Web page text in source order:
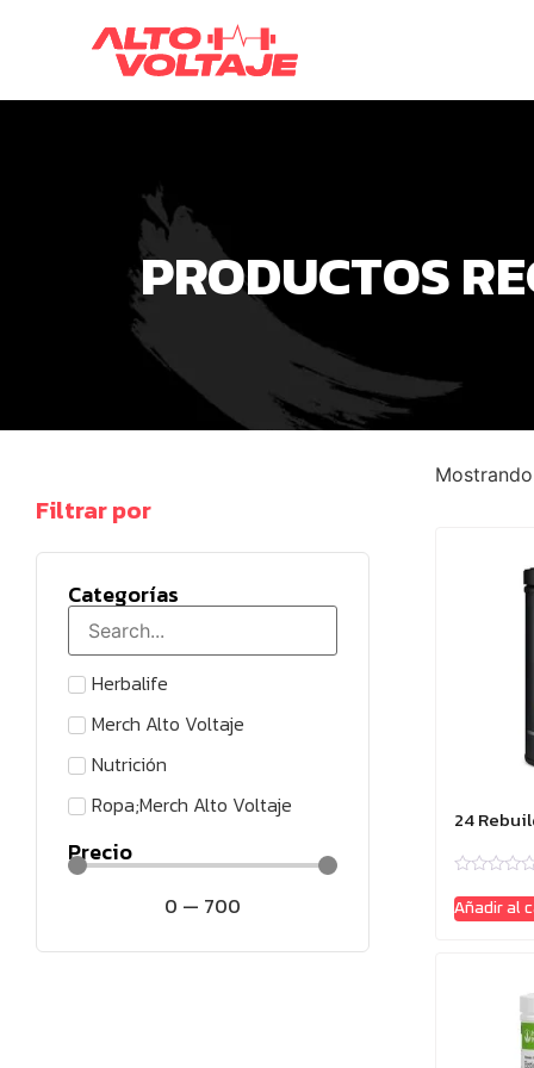
PRODUCTOS
Filtrar por
Categorías
Herbalife
Merch Alto Voltaje
Nutrición
Ropa;Merch Alto Voltaje
Precio
0 — 700
24
con
0
Añadir al